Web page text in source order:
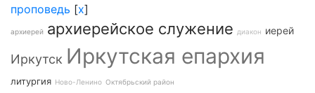
проповедь [x]
архиерей архиерейское служение диакон иерей
Иркутск Иркутская епархия
литургия Ново-Ленино Октябрьский район